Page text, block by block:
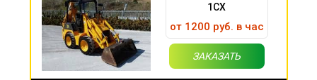
1CX
от 1200 руб. в час
ЗАКАЗАТЬ